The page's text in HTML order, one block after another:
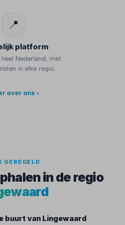
📍
platform
Nederland, met
in elke regio.
over ons ›
GEREGELD
in de regio
buurt van Lingewaard